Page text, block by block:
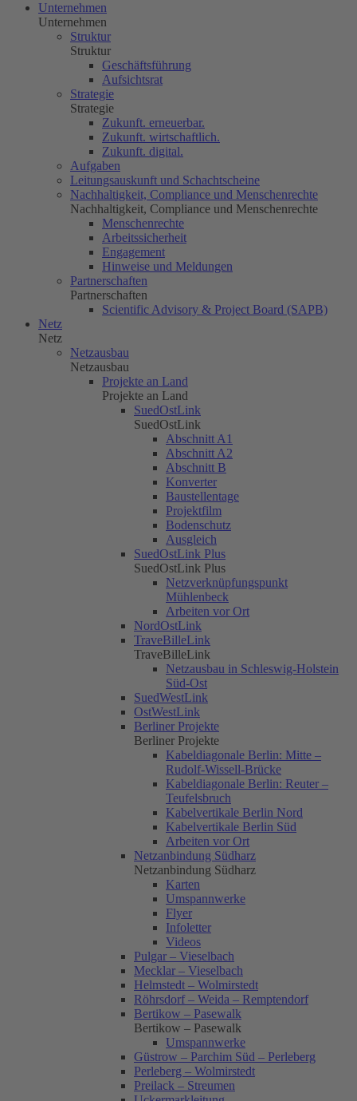
Unternehmen
Unternehmen
Struktur
Struktur
Geschäftsführung
Aufsichtsrat
Strategie
Strategie
Zukunft. erneuerbar.
Zukunft. wirtschaftlich.
Zukunft. digital.
Aufgaben
Leitungsauskunft und Schachtscheine
Nachhaltigkeit, Compliance und Menschenrechte
Nachhaltigkeit, Compliance und Menschenrechte
Menschenrechte
Arbeitssicherheit
Engagement
Hinweise und Meldungen
Partnerschaften
Partnerschaften
Scientific Advisory & Project Board (SAPB)
Netz
Netz
Netzausbau
Netzausbau
Projekte an Land
Projekte an Land
SuedOstLink
SuedOstLink
Abschnitt A1
Abschnitt A2
Abschnitt B
Konverter
Baustellentage
Projektfilm
Bodenschutz
Ausgleich
SuedOstLink Plus
SuedOstLink Plus
Netzverknüpfungspunkt
Mühlenbeck
Arbeiten vor Ort
NordOstLink
TraveBilleLink
TraveBilleLink
Netzausbau in Schleswig-Holstein
Süd-Ost
SuedWestLink
OstWestLink
Berliner Projekte
Berliner Projekte
Kabeldiagonale Berlin: Mitte –
Rudolf-Wissell-Brücke
Kabeldiagonale Berlin: Reuter –
Teufelsbruch
Kabelvertikale Berlin Nord
Kabelvertikale Berlin Süd
Arbeiten vor Ort
Netzanbindung Südharz
Netzanbindung Südharz
Karten
Umspannwerke
Flyer
Infoletter
Videos
Pulgar – Vieselbach
Mecklar – Vieselbach
Helmstedt – Wolmirstedt
Röhrsdorf – Weida – Remptendorf
Bertikow – Pasewalk
Bertikow – Pasewalk
Umspannwerke
Güstrow – Parchim Süd – Perleberg
Perleberg – Wolmirstedt
Preilack – Streumen